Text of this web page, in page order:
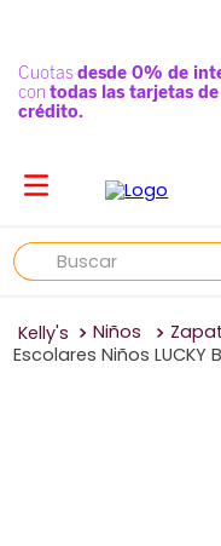
Buscar
Niños
Escolares Niños LUCKY